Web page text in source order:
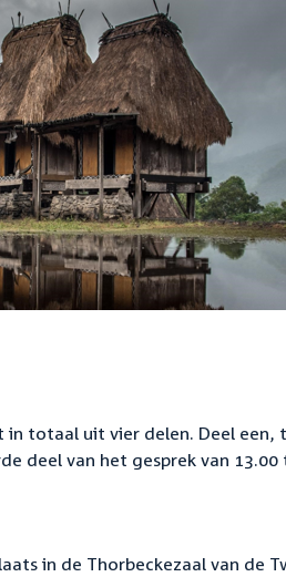
totaal uit vier delen. Deel een,
deel van het gesprek van 13.00
in de Thorbeckezaal van de